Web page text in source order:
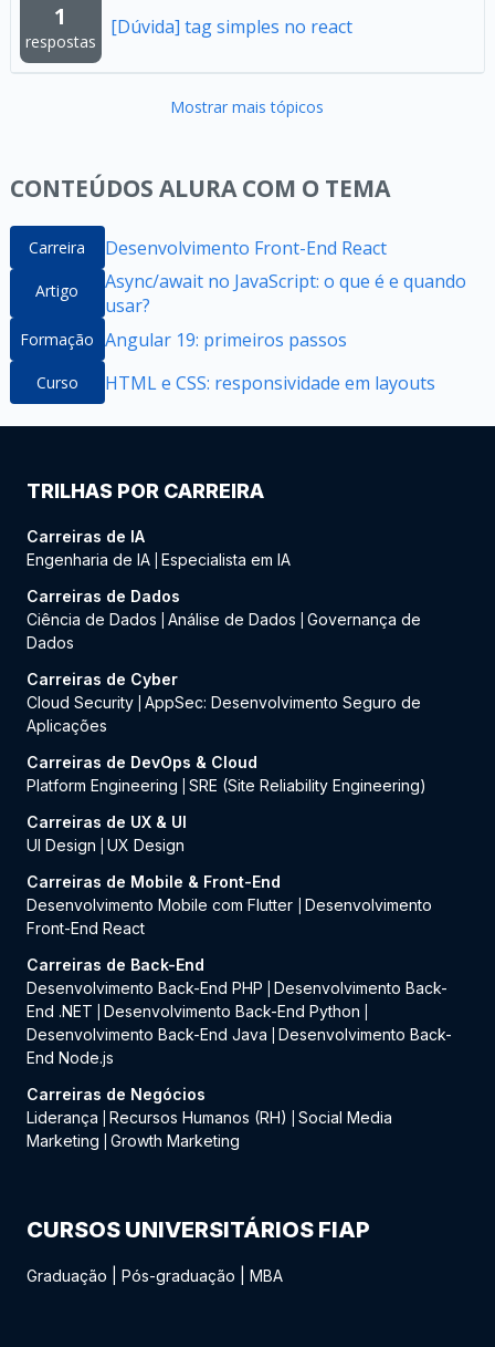
1
respostas
[Dúvida] tag simples no react
Mostrar mais tópicos
CONTEÚDOS ALURA COM O TEMA
Carreira Desenvolvimento Front-End React
Artigo
Async/await no JavaScript: o que é e quando
usar?
Formação Angular 19: primeiros passos
Curso HTML e CSS: responsividade em layouts
TRILHAS POR CARREIRA
Carreiras de IA
Engenharia de IA Especialista em IA
Carreiras de Dados
Ciência de Dados
Análise de Dados
Governança de
Dados
Carreiras de Cyber
Cloud Security AppSec: Desenvolvimento Seguro de
Aplicações
Carreiras de DevOps & Cloud
Platform Engineering
SRE (Site Reliability Engineering)
Carreiras de UX & UI
UI Design
UX Design
Carreiras de Mobile & Front-End
Desenvolvimento Mobile com Flutter
Desenvolvimento
Front-End React
Carreiras de Back-End
Desenvolvimento Back-End PHP
Desenvolvimento Back-
End .NET
Desenvolvimento Back-End Python
Desenvolvimento Back-End Java
Desenvolvimento Back-
End Node.js
Carreiras de Negócios
Liderança
Recursos Humanos (RH)
Social Media
Marketing
Growth Marketing
CURSOS UNIVERSITÁRIOS FIAP
Graduação Pós-graduação MBA